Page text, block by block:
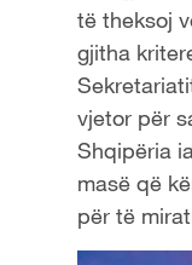
të theksoj
gjitha
vjetor për
Shqipëria
masë që
për të